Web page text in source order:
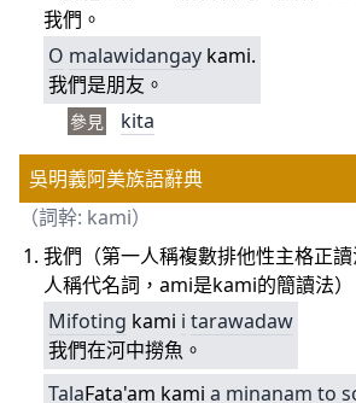
我們。
O malawidangay kami.
我們是朋友。
參見 kita
吳明義阿美族語辭典
（詞幹: kami）
我們（第一人稱複數排他性主格正
人稱代名詞，ami是kami的簡讀法）
Mifoting kami i tarawadaw
我們在河中撈魚。
TalaFata'am kami a minanam to